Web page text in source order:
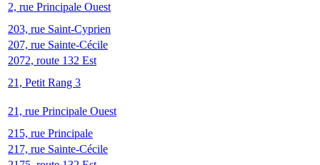
2, rue Principale Ouest
203, rue Saint-Cyprien
207, rue Sainte-Cécile
2072, route 132 Est
21, Petit Rang 3
21, rue Principale Ouest
215, rue Principale
217, rue Sainte-Cécile